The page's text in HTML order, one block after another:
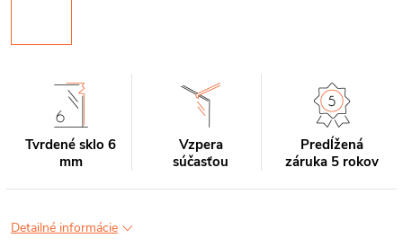
Tvrdené sklo 6
mm
Vzpera
súčasťou
Predĺžená
záruka 5 rokov
Detailné informácie